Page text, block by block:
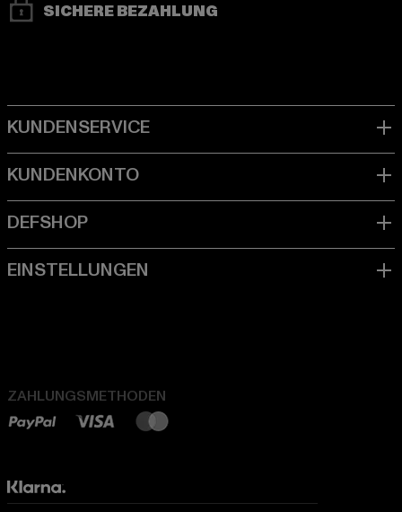
SICHERE BEZAHLUNG
ZAHLUNGSMETHODEN